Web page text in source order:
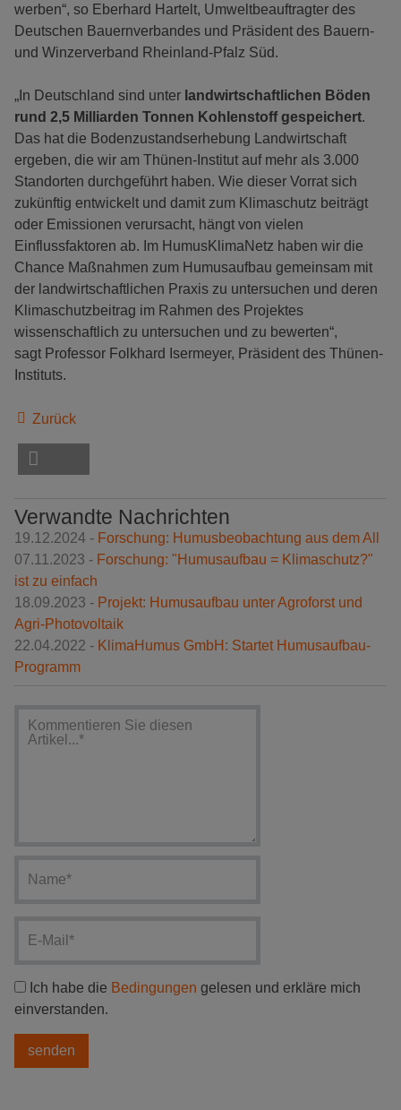
werben“, so Eberhard Hartelt, Umweltbeauftragter des
Deutschen Bauernverbandes und Präsident des Bauern-
und Winzerverband Rheinland-Pfalz Süd.
„In Deutschland sind unter landwirtschaftlichen Böden
rund 2,5 Milliarden Tonnen Kohlenstoff gespeichert.
Das hat die Bodenzustandserhebung Landwirtschaft
ergeben, die wir am Thünen-Institut auf mehr als 3.000
Standorten durchgeführt haben. Wie dieser Vorrat sich
zukünftig entwickelt und damit zum Klimaschutz beiträgt
oder Emissionen verursacht, hängt von vielen
Einflussfaktoren ab. Im HumusKlimaNetz haben wir die
Chance Maßnahmen zum Humusaufbau gemeinsam mit
der landwirtschaftlichen Praxis zu untersuchen und deren
Klimaschutzbeitrag im Rahmen des Projektes
wissenschaftlich zu untersuchen und zu bewerten“,
sagt Professor Folkhard Isermeyer, Präsident des Thünen-
Instituts.
Zurück
Verwandte Nachrichten
19.12.2024 - Forschung: Humusbeobachtung aus dem All
07.11.2023 - Forschung: "Humusaufbau = Klimaschutz?"
ist zu einfach
18.09.2023 - Projekt: Humusaufbau unter Agroforst und
Agri-Photovoltaik
22.04.2022 - KlimaHumus GmbH: Startet Humusaufbau-
Programm
Ich habe die Bedingungen gelesen und erkläre mich
einverstanden.